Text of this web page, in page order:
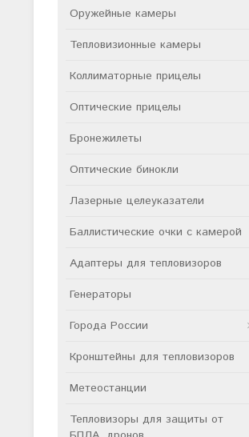
Оружейные камеры
Тепловизионные камеры
Коллиматорные прицелы
Оптические прицелы
Бронежилеты
Оптические бинокли
Лазерные целеуказатели
Баллистические очки с камерой
Адаптеры для тепловизоров
Генераторы
Города России
Кронштейны для тепловизоров
Метеостанции
Тепловизоры для защиты от